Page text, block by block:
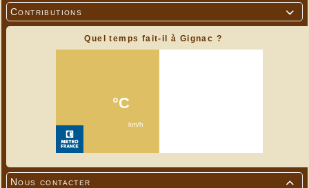

Contributions
Quel temps fait-il à Gignac ?

Nous contacter